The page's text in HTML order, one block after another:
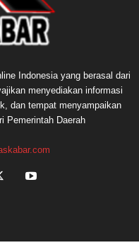
Indonesia yang berasal dari
menyediakan informasi
dan tempat menyampaikan
Pemerintah Daerah